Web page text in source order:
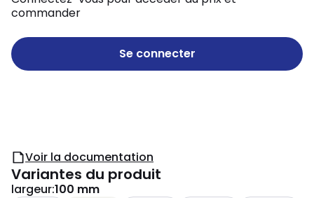
commander
Se connecter
Voir la documentation
Variantes du produit
largeur:100 mm